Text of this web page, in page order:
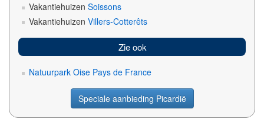
Vakantiehuizen Soissons
Vakantiehuizen Villers-Cotterêts
Zie ook
Natuurpark Oise Pays de France
Speciale aanbieding Picardië